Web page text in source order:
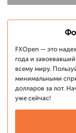
FXOpen — это
года и
всему миру.
минимальными
долларов за лот.
уже сейчас!